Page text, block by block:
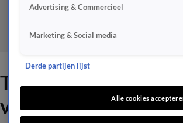
Thijs Römer moet
voor online
Advertising & Commercieel
Marketing & Social media
Derde partijen lijst
Alle cookies